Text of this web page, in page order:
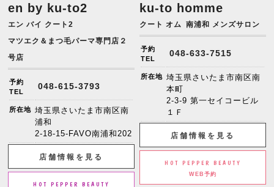
en by ku-to2
エン バイ クート2
マツエク＆まつ毛パーマ専門店２
号店
予約
TEL
048-615-3793
所在地 埼玉県さいたま市南区南
浦和
2-18-15-FAVO南浦和202
店舗情報を見る
HOT PEPPER BEAUTY
ku-to homme
クート オム 南浦和 メンズサロン
予約
TEL
048-633-7515
所在地 埼玉県さいたま市南区南
本町
2-3-9 第一セイコービル
１Ｆ
店舗情報を見る
HOT PEPPER BEAUTY
WEB予約